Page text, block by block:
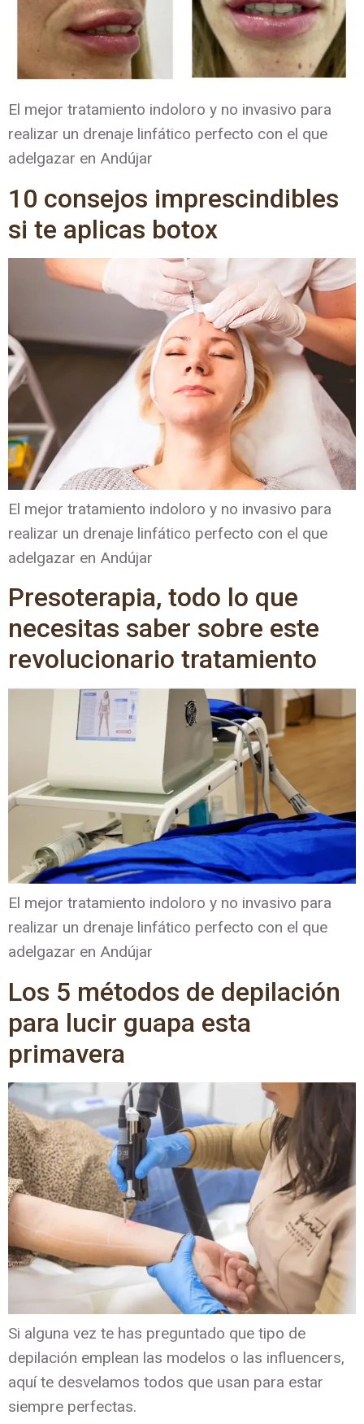
El mejor tratamiento indoloro y no invasivo para
realizar un drenaje linfático perfecto con el que
adelgazar en Andújar
10 consejos imprescindibles
si te aplicas botox
El mejor tratamiento indoloro y no invasivo para
realizar un drenaje linfático perfecto con el que
adelgazar en Andújar
Presoterapia, todo lo que
necesitas saber sobre este
revolucionario tratamiento
El mejor tratamiento indoloro y no invasivo para
realizar un drenaje linfático perfecto con el que
adelgazar en Andújar
Los 5 métodos de depilación
para lucir guapa esta
primavera
Si alguna vez te has preguntado que tipo de
depilación emplean las modelos o las influencers,
aquí te desvelamos todos que usan para estar
siempre perfectas.